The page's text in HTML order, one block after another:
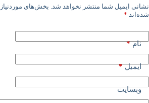
نشانی ایمیل شما منتشر نخواهد شد. بخش‌های
شده‌اند *
نام*
ایمیل*
وبسایت